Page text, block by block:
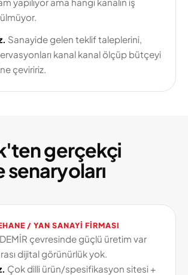
Sanayide gelen teklif taleplerini,
kanal kanal ölçüp bütçeyi
çeviririz.
gerçekçi
/ YAN SANAYI FIRMASI
çevresinde güçlü üretim var
dijital görünürlük yok.
Çok dilli ürün/spesifikasyon sitesi +